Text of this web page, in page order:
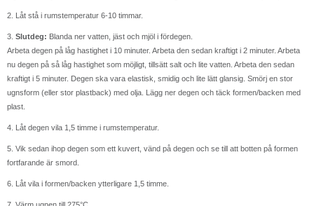
2. Låt stå i rumstemperatur 6-10 timmar.
3. Slutdeg: Blanda ner vatten, jäst och mjöl i fördegen.
Arbeta degen på låg hastighet i 10 minuter. Arbeta den sedan kraftigt i 2 minuter. Arbeta
nu degen på så låg hastighet som möjligt, tillsätt salt och lite vatten. Arbeta den sedan
kraftigt i 5 minuter. Degen ska vara elastisk, smidig och lite lätt glansig. Smörj en stor
ugnsform (eller stor plastback) med olja. Lägg ner degen och täck formen/backen med
plast.
4. Låt degen vila 1,5 timme i rumstemperatur.
5. Vik sedan ihop degen som ett kuvert, vänd på degen och se till att botten på formen
fortfarande är smord.
6. Låt vila i formen/backen ytterligare 1,5 timme.
7. Värm ugnen till 275°C.